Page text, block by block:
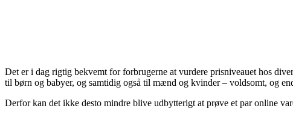
Det er i dag rigtig bekvemt for forbrugerne at vurdere prisniveauet hos
til børn og babyer, og samtidig også til mænd og kvinder – voldsomt, og
Derfor kan det ikke desto mindre blive udbytterigt at prøve et par online